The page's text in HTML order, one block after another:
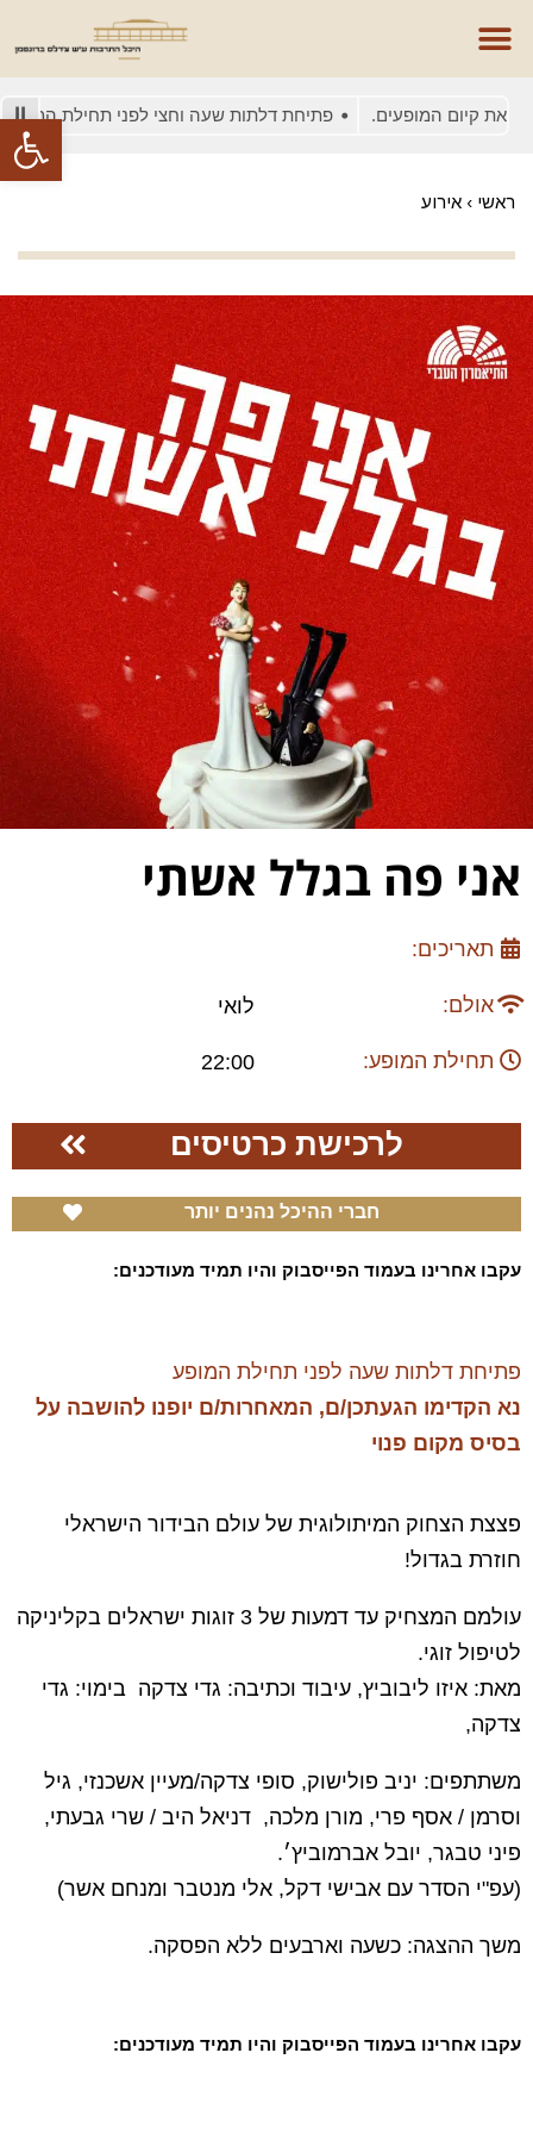
פתח קיום המופעים. פתיחת דלתות שעה וחצי לפני תחילת המופע
ראשי › אירוע
אני פה בגלל אשתי
תאריכים:
אולם: לואי
תחילת המופע: 22:00
לרכישת כרטיסים
חברי ההיכל נהנים יותר
עקבו אחרינו בעמוד הפייסבוק והיו תמיד מעודכנים:
פתיחת דלתות שעה לפני תחילת המופע
נא הקדימו הגעתכן/ם, המאחרות/ם יופנו להושבה על
בסיס מקום פנוי
פצצת הצחוק המיתולוגית של עולם הבידור הישראלי
חוזרת בגדול!
עולמם המצחיק עד דמעות של 3 זוגות ישראלים בקליניקה
לטיפול זוגי.
מאת: איזו ליבוביץ, עיבוד וכתיבה: גדי צדקה בימוי: גדי
צדקה,
משתתפים: יניב פולישוק, סופי צדקה/מעיין אשכנזי, גיל
וסרמן / אסף פרי, מורן מלכה, דניאל היב / שרי גבעתי,
פיני טבגר, יובל אברמוביץ׳.
(עפ"י הסדר עם אבישי דקל, אלי מנטבר ומנחם אשר)
משך ההצגה: כשעה וארבעים ללא הפסקה.
עקבו אחרינו בעמוד הפייסבוק והיו תמיד מעודכנים: